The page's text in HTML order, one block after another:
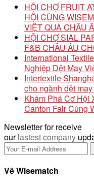
HỘI CHỢ FRUIT
HỘI CÙNG
VIỆT QUA CHÂU
HỘI CHỢ SIAL
F&B CHÂU ÂU
International
Nghiệp Dệt May
Intertextile
cho ngành dệt
Khám Phá Cơ Hội
Canton Fair Cùng
Newsletter for receive
ourlastest company
Về Wisematch